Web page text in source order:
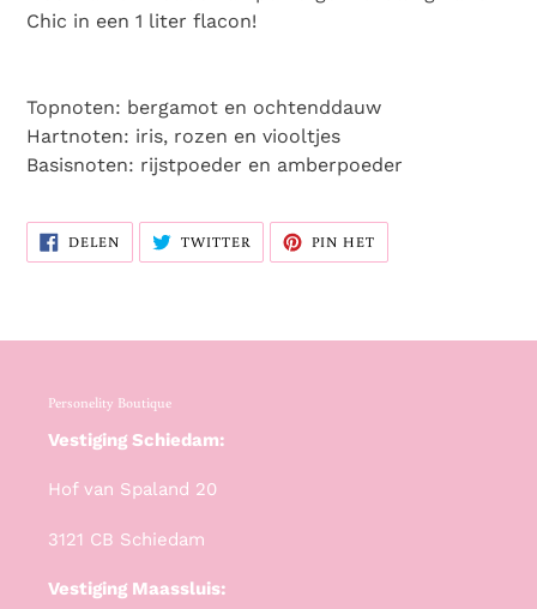
Chic in een 1 liter flacon!
Topnoten: bergamot en ochtenddauw
Hartnoten: iris, rozen en viooltjes
Basisnoten: rijstpoeder en amberpoeder
DELENDELEN
FACEBOOK
TWITTER TWITTEREN
OP
TWITTER
PIN HET
PINTEREST
Personelity Boutique
Vestiging Schiedam:
Hof van Spaland 20
3121 CB Schiedam
Vestiging Maassluis: